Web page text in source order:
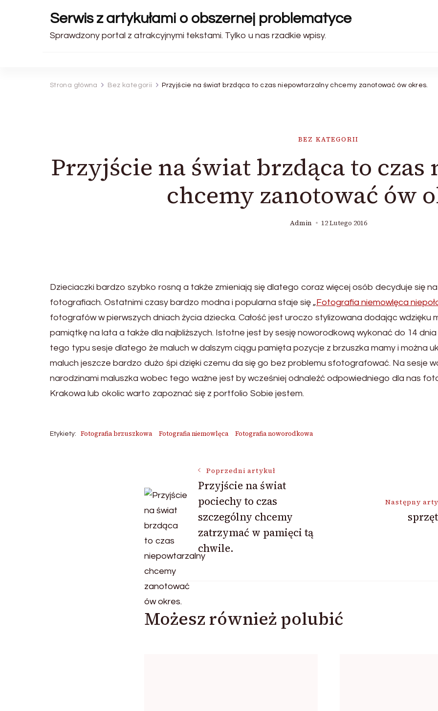
Serwis z artykułami o obszernej problematyce
Sprawdzony portal z atrakcyjnymi tekstami. Tylko u nas rzadkie wpisy.
Strona główna Bez kategorii Przyjście na świat brzdąca to czas niepowtarzalny chcemy zanotować ów okres.
BEZ KATEGORII
Przyjście na świat brzdąca to
chcemy zanotować ów
Admin 12 Lutego 2016
Dzieciaczki bardzo szybko rosną a także zmieniają się dlatego coraz więcej osób decyduje się
fotografiach. Ostatnimi czasy bardzo modna i popularna staje się „Fotografia niemowlęca
fotografów w pierwszych dniach życia dziecka. Całość jest uroczo stylizowana dodając wdzięku
pamiątkę na lata a także dla najbliższych. Istotne jest by sesję noworodkową wykonać do 14
tego typu sesje dlatego że maluch w dalszym ciągu pamięta pozycje z brzuszka mamy i można
maluch jeszcze bardzo dużo śpi dzięki czemu da się go bez problemu sfotografować. Na sesje
narodzinami maluszka wobec tego ważne jest by wcześniej odnaleźć odpowiedniego dla nas
Krakowa lub okolic warto zapoznać się z portfolio Sobie jestem.
Etykiety: Fotografia brzuszkowa Fotografia niemowlęca Fotografia noworodkowa
Nawigacja
wpisu
Poprzedni artykuł
Przyjście na świat
pociechy to czas
szczególny chcemy
zatrzymać w pamięci tą
chwile.
Następny
Możesz również polubić